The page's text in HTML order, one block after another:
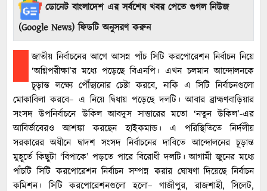
ডোনেট বাংলাদেশ এর সর্বশেষ খবর পেতে গুগল নিউজ
(Google News) ফিডটি অনুসরণ করুন
জাতীয় নির্বাচনের আগে আসন্ন পাঁচ সিটি করপোরেশন নির্বাচন নিয়ে
‘অগ্নিপরীক্ষা’র মধ্যে পড়েছে বিএনপি। এখন চলমান আন্দোলনকে
চূড়ান্ত লক্ষ্যে পৌঁছানোর চেষ্টা করবে, নাকি এ সিটি নির্বাচনগুলো
মোকাবিলা করবে– এ নিয়ে দ্বিধায় পড়েছে দলটি। আবার ব্রাহ্মণবাড়িয়ার
সংসদ উপনির্বাচনে উকিল আবদুস সাত্তারের মতো ‘নতুন উকিল’-এর
আবির্ভাবেরও আশঙ্কা করছেন হাইকমান্ড। এ পরিস্থিতিতে নির্দলীয়
সরকারের অধীনে দ্বাদশ সংসদ নির্বাচনের দাবিতে আন্দোলনের চূড়ান্ত
মুহূর্তে কিছুটা ‘বিপাকে’ পড়তে পারে বিরোধী দলটি। আগামী জুনের মধ্যে
পাঁচটি সিটি করপোরেশন নির্বাচন সম্পন্ন করার ঘোষণা দিয়েছে নির্বাচন
কমিশন। সিটি করপোরেশনগুলো হলো– গাজীপুর, রাজশাহী, সিলেট,